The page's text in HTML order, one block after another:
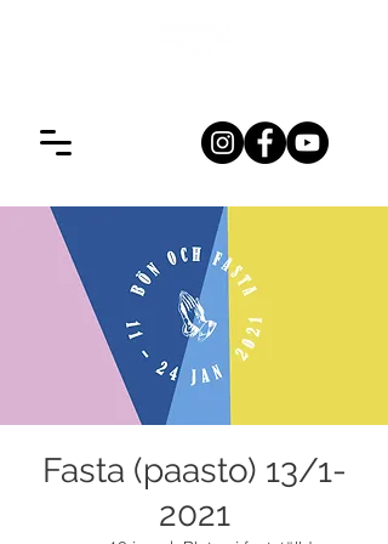
Fasta (paasto) 13/1-
2021